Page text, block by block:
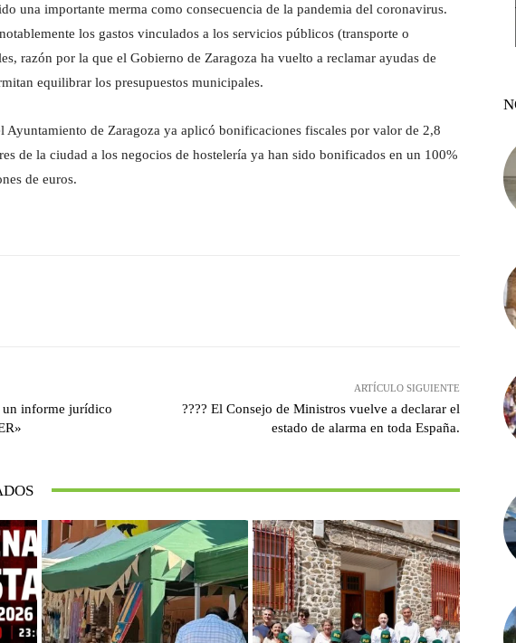
una importante merma como consecuencia de la pandemia del coronavirus.
los gastos vinculados a los servicios públicos (transporte o
razón por la que el Gobierno de Zaragoza ha vuelto a reclamar ayudas de
equilibrar los presupuestos municipales.
Ayuntamiento de Zaragoza ya aplicó bonificaciones fiscales por valor de 2,8
de la ciudad a los negocios de hostelería ya han sido bonificados en un 100%
de euros.
un informe jurídico
ARTÍCULO SIGUIENTE
???? El Consejo de Ministros vuelve a declarar el
estado de alarma en toda España.